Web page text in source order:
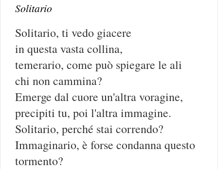
Solitario
Solitario, ti vedo giacere
in questa vasta collina,
temerario, come può spiegare le ali
chi non cammina?
Emerge dal cuore un'altra voragine,
precipiti tu, poi l'altra immagine.
Solitario, perché stai correndo?
Immaginario, è forse condanna questo
tormento?